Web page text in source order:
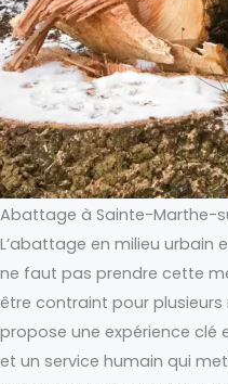
Abattage à Sainte-Marthe-
L’abattage en milieu urbain
ne faut pas prendre cette
être contraint pour plusieurs
propose une expérience clé
et un service humain qui